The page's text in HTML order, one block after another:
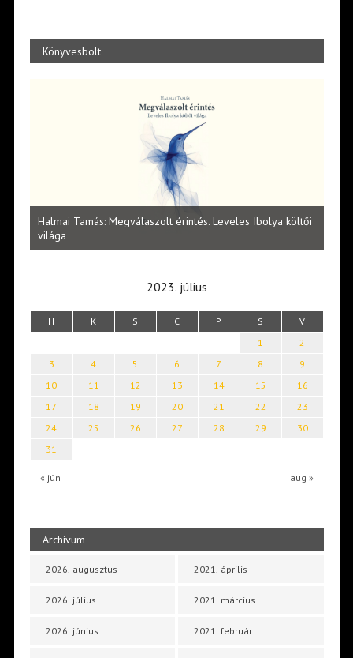
Könyvesbolt
Halmai Tamás: Megválaszolt érintés. Leveles Ibolya költői
világa
2023. július
H K S C P S V
« jún aug »
1
2
3
4 5 6 7 8
9
10
11 12 13 14 15
16
17
18 19 20 21 22
23
24
25 26 27 28 29
30
31
Archívum
2026. augusztus
2026. július
2026. június
2021. április
2021. március
2021. február